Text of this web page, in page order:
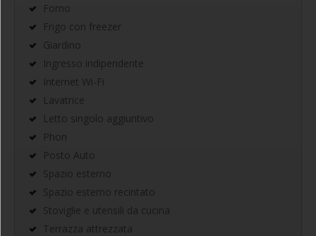
Forno
Frigo con freezer
Giardino
Ingresso indipendente
Internet Wi-Fi
Lavatrice
Letto singolo aggiuntivo
Phon
Posto Auto
Spazio esterno
Spazio esterno recintato
Stoviglie e utensili da cucina
Terrazza attrezzata